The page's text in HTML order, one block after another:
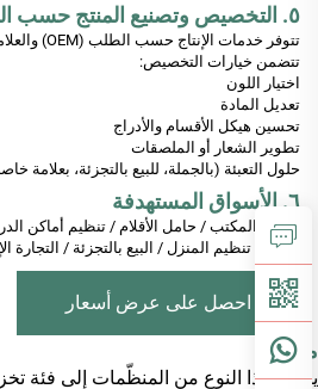
٥. التخصيص وتصنيع المنتج حسب الطلب (OEM)
تتوفر خدمات الإنتاج حسب الطلب (OEM) والعلامات الخاصة
تتضمن خيارات التخصيص:
اختيار اللون
تعديل المادة
تحسين هيكل الأقسام والأدراج
تطوير الشعار أو الملصقات
حلول التعبئة (بالجملة، للبيع بالتجزئة، بعلامة
٦. الأسواق المستهدفة
تخزين المكتب / حامل الأقلام / تنظيم أماكن
الزينة / تنظيم المنزل / البيع بالتجزئة / التجارة
احصل على عرض أسعار
مقدمة
ينتمي هذا النوع من المنظّمات إلى فئة